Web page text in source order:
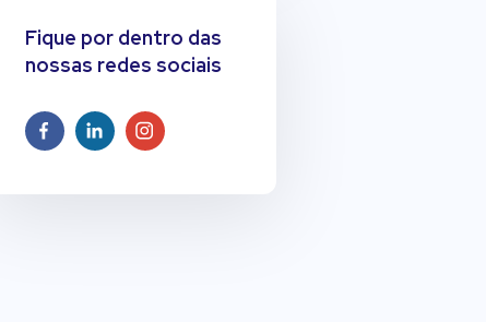
Fique por dentro das
nossas redes sociais